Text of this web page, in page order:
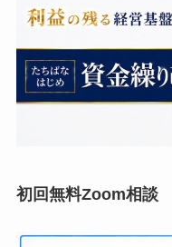
初回無料Zoom相談